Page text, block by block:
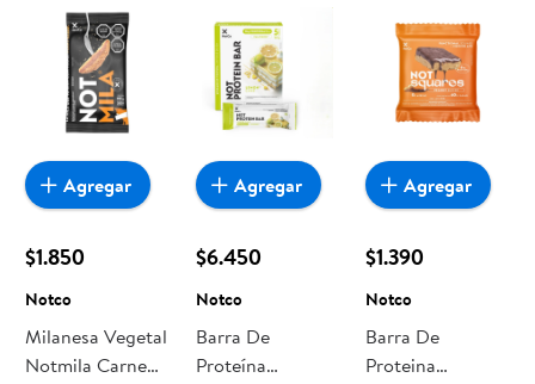
$1.850
Notco
Milanesa Vegetal
Notmila Carne
Agregar
$6.450
Notco
Barra De
Proteína
Agregar
$1.390
Notco
Barra De
Proteina
Agregar